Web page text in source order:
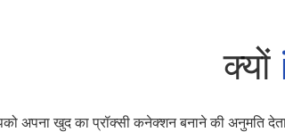
क्यों
अपना खुद का प्रॉक्सी कनेक्शन बनाने की अनुमति